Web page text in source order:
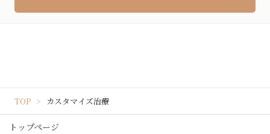
TOP カスタマイズ治療
トップページ